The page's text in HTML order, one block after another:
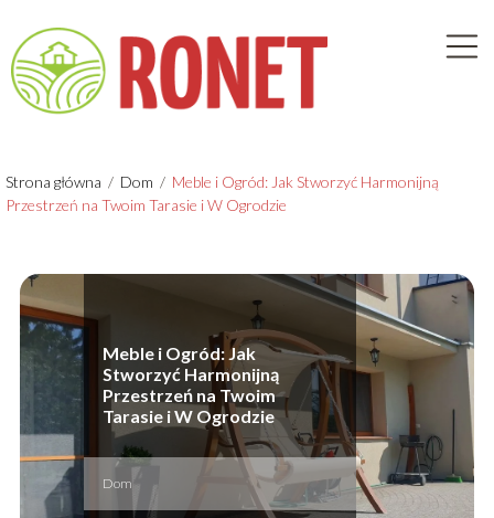
Strona główna / Dom / Meble i Ogród: Jak Stworzyć Harmonijną
Przestrzeń na Twoim Tarasie i W Ogrodzie
Meble i Ogród: Jak
Stworzyć Harmonijną
Przestrzeń na Twoim
Tarasie i W Ogrodzie
Dom